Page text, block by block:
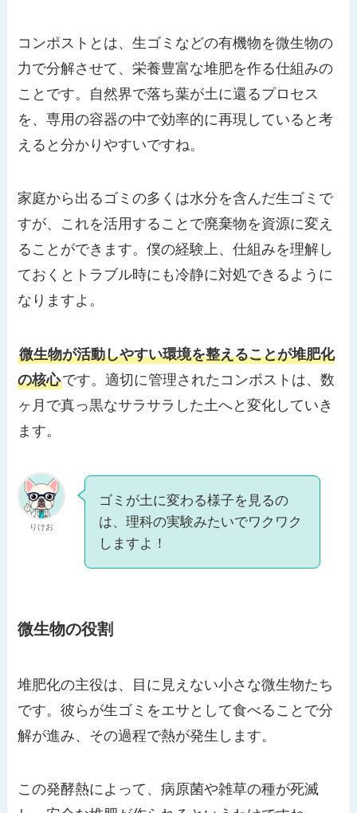
コンポストとは、生ゴミなどの有機物を微生物の
力で分解させて、栄養豊富な堆肥を作る仕組みの
ことです。自然界で落ち葉が土に還るプロセス
を、専用の容器の中で効率的に再現していると考
えると分かりやすいですね。
家庭から出るゴミの多くは水分を含んだ生ゴミで
すが、これを活用することで廃棄物を資源に変え
ることができます。僕の経験上、仕組みを理解し
ておくとトラブル時にも冷静に対処できるように
なりますよ。
微生物が活動しやすい環境を整えることが堆肥化
の核心です。適切に管理されたコンポストは、数
ヶ月で真っ黒なサラサラした土へと変化していき
ます。
りけお
ゴミが土に変わる様子を見るの
は、理科の実験みたいでワクワク
しますよ！
微生物の役割
堆肥化の主役は、目に見えない小さな微生物たち
です。彼らが生ゴミをエサとして食べることで分
解が進み、その過程で熱が発生します。
この発酵熱によって、病原菌や雑草の種が死滅